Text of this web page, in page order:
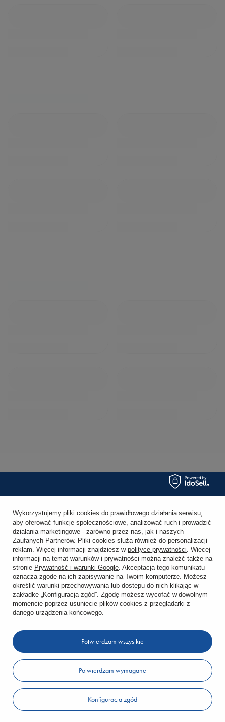
ZAMÓWIENIA
Status zamówienia
Śledzenie przesyłki
Chcę zareklamować produkt
Chcę zwrócić produkt
Chcę wymienić towar
KONTO
REGULAMINY
KONTAKT
Wykorzystujemy pliki cookies do prawidłowego działania serwisu,
aby oferować funkcje społecznościowe, analizować ruch i prowadzić
działania marketingowe - zarówno przez nas, jak i naszych
Zaufanych Partnerów. Pliki cookies służą również do personalizacji
reklam. Więcej informacji znajdziesz w polityce prywatności. Więcej
informacji na temat warunków i prywatności można znaleźć także na
stronie Prywatność i warunki Google. Akceptacja tego komunikatu
oznacza zgodę na ich zapisywanie na Twoim komputerze. Możesz
określić warunki przechowywania lub dostępu do nich klikając w
zakładkę „Konfiguracja zgód”. Zgodę możesz wycofać w dowolnym
momencie poprzez usunięcie plików cookies z przeglądarki z
danego urządzenia końcowego.
Potwierdzam wymagane
Konfiguracja zgód
Potwierdzam wszystkie